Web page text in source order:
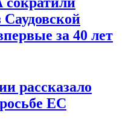
за 40 лет
рассказало
ЕС